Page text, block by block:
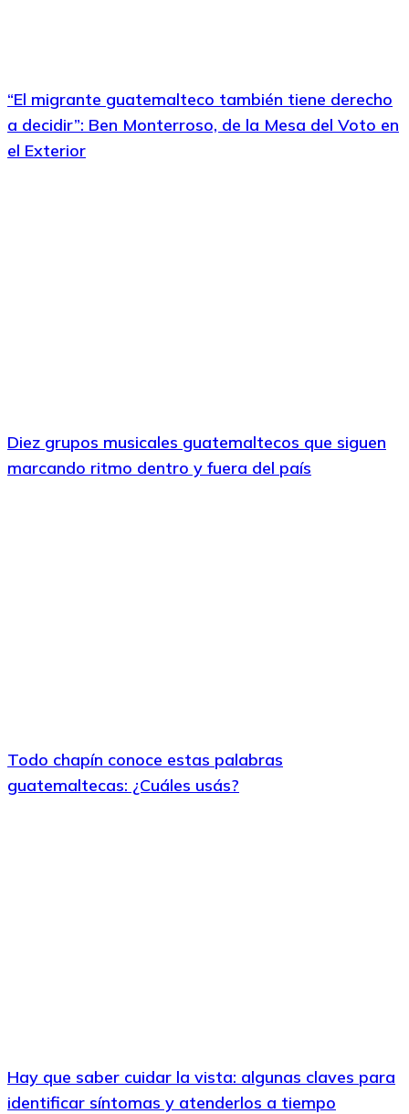
“El migrante guatemalteco también tiene derecho
a decidir”: Ben Monterroso, de la Mesa del Voto en
el Exterior
Diez grupos musicales guatemaltecos que siguen
marcando ritmo dentro y fuera del país
Todo chapín conoce estas palabras
guatemaltecas: ¿Cuáles usás?
Hay que saber cuidar la vista: algunas claves para
identificar síntomas y atenderlos a tiempo